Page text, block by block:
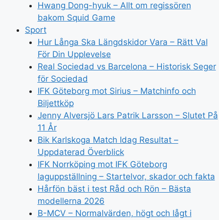
Hwang Dong-hyuk – Allt om regissören
bakom Squid Game
Sport
Hur Långa Ska Längdskidor Vara – Rätt Val
För Din Upplevelse
Real Sociedad vs Barcelona – Historisk Seger
för Sociedad
IFK Göteborg mot Sirius – Matchinfo och
Biljettköp
Jenny Alversjö Lars Patrik Larsson – Slutet På
11 År
Bik Karlskoga Match Idag Resultat –
Uppdaterad Överblick
IFK Norrköping mot IFK Göteborg
laguppställning – Startelvor, skador och fakta
Hårfön bäst i test Råd och Rön – Bästa
modellerna 2026
B-MCV – Normalvärden, högt och lågt i